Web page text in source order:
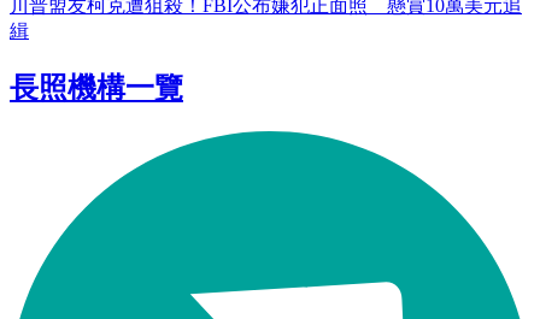
川普盟友柯克遭狙殺！FBI公布嫌犯正面照 懸賞10萬美元追
緝
長照機構一覽